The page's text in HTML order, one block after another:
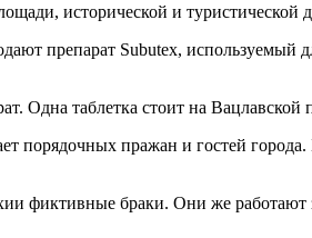
исторической и туристической
препарат Subutex, используемый
Одна таблетка стоит на
порядочных пражан и гостей
фиктивные браки. Они же